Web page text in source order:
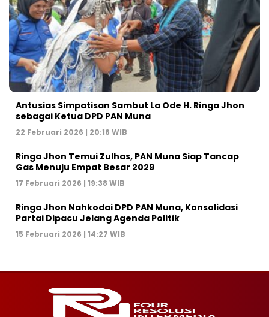
Antusias Simpatisan Sambut La Ode H. Ringa Jhon
sebagai Ketua DPD PAN Muna
22 Februari 2026 | 20:16 WIB
Ringa Jhon Temui Zulhas, PAN Muna Siap Tancap
Gas Menuju Empat Besar 2029
17 Februari 2026 | 19:38 WIB
Ringa Jhon Nahkodai DPD PAN Muna, Konsolidasi
Partai Dipacu Jelang Agenda Politik
15 Februari 2026 | 14:27 WIB